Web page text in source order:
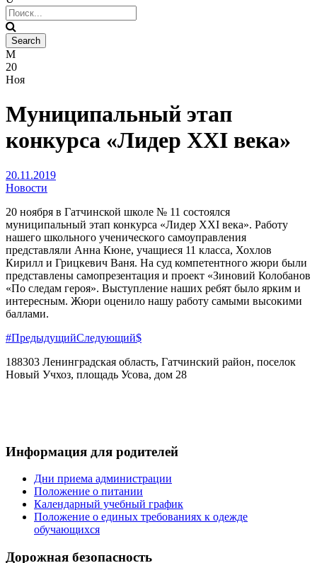
20
Ноя
Муниципальный этап
конкурса «Лидер XXI века»
20.11.2019
Новости
20 ноября в Гатчинской школе № 11 состоялся
муниципальный этап конкурса «Лидер XXI века». Работу
нашего школьного ученического самоуправления
представляли Анна Кюне, учащиеся 11 класса, Хохлов
Кирилл и Грицкевич Ваня. На суд компетентного жюри были
представлены самопрезентация и проект «Зиновий Колобанов
«По следам героя». Выступление наших ребят было ярким и
интересным. Жюри оценило нашу работу самыми высокими
баллами.
ПредыдущийСледующий
188303 Ленинградская область, Гатчинский район, поселок
Новый Учхоз, площадь Усова, дом 28
Информация для родителей
Дни приема администрации
Положение о питании
Календарный учебный график
Положение о единых требованиях к одежде
обучающихся
Дорожная безопасность